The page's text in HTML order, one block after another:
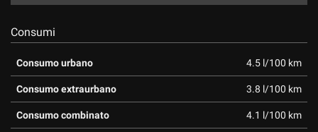
Consumi
Consumo urbano 4.5 l/100 km
Consumo extraurbano 3.8 l/100 km
Consumo combinato 4.1 l/100 km